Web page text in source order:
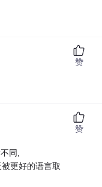
赞
同,
更好的语言取
赞